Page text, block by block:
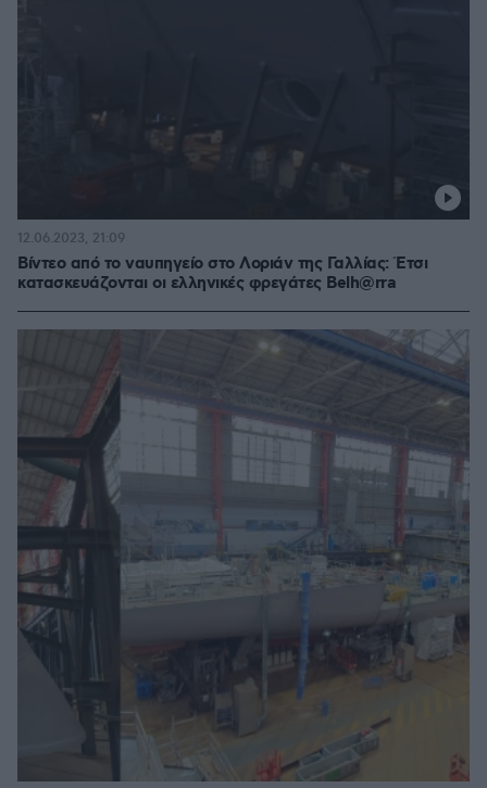
Βίντεο από το ναυπηγείο στο Λοριάν της Γαλλίας: Έτσι
κατασκευάζονται οι ελληνικές φρεγάτες Belh@rra
12.06.2023, 21:09